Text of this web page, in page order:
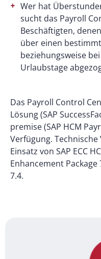
Wer hat
sucht das Payroll
Beschäftigten,
über einen
beziehungsweise
Urlaubstage
Das Payroll Control
Lösung (SAP
premise (SAP HCM
Verfügung.
Einsatz von SAP ECC
Enhancement Package
7.4.